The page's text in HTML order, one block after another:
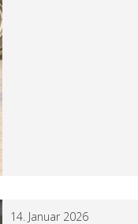
14. Januar 2026